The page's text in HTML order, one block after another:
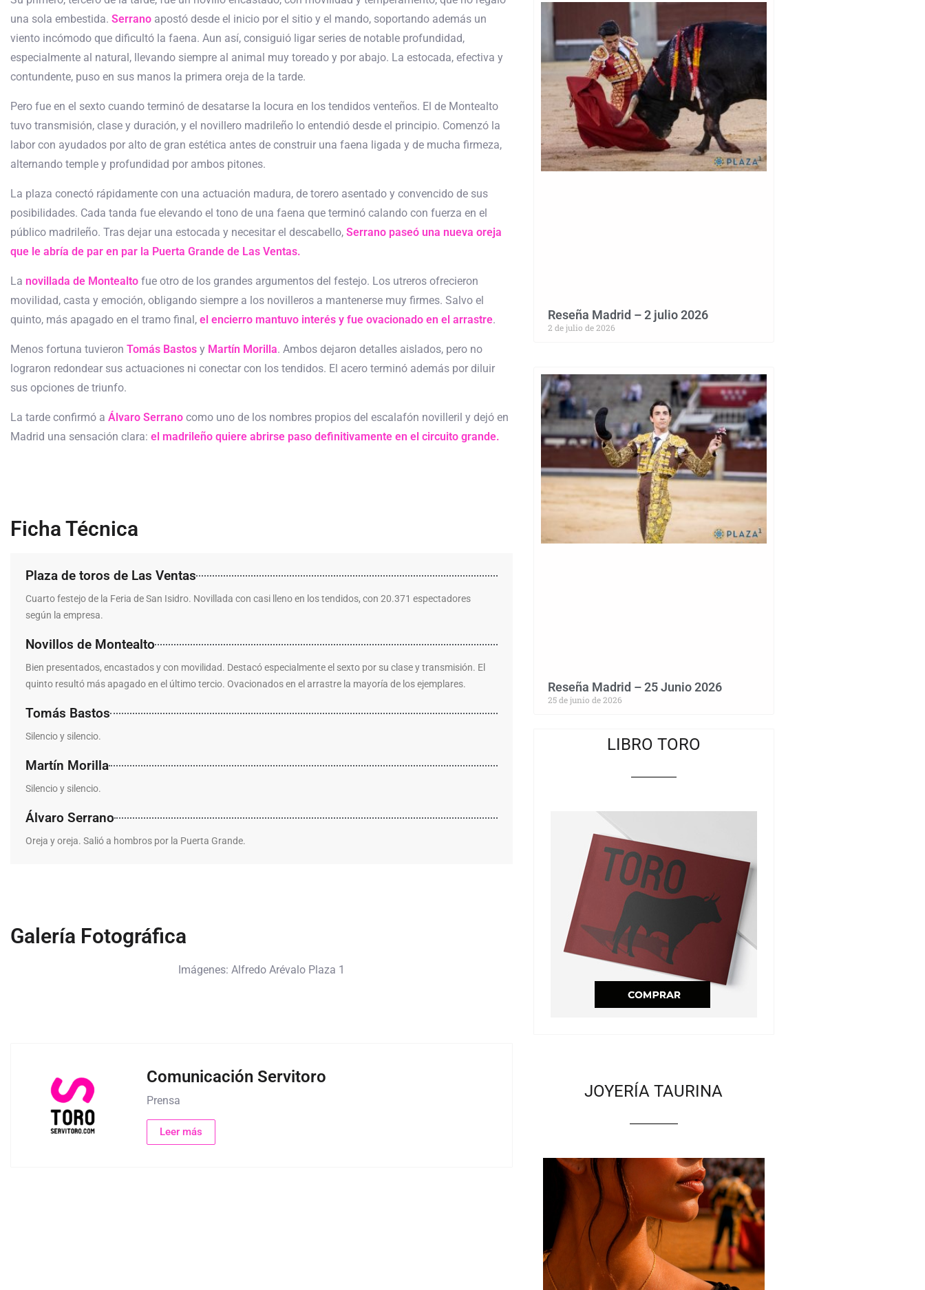
una sola embestida. Serrano apostó desde el inicio por el sitio y el mando, soportando además un
viento incómodo que dificultó la faena. Aun así, consiguió ligar series de notable profundidad,
especialmente al natural, llevando siempre al animal muy toreado y por abajo. La estocada, efectiva y
contundente, puso en sus manos la primera oreja de la tarde.
Pero fue en el sexto cuando terminó de desatarse la locura en los tendidos venteños. El de Montealto
tuvo transmisión, clase y duración, y el novillero madrileño lo entendió desde el principio. Comenzó la
labor con ayudados por alto de gran estética antes de construir una faena ligada y de mucha firmeza,
alternando temple y profundidad por ambos pitones.
La plaza conectó rápidamente con una actuación madura, de torero asentado y convencido de sus
posibilidades. Cada tanda fue elevando el tono de una faena que terminó calando con fuerza en el
público madrileño. Tras dejar una estocada y necesitar el descabello, Serrano paseó una nueva oreja
que le abría de par en par la Puerta Grande de Las Ventas.
La novillada de Montealto fue otro de los grandes argumentos del festejo. Los utreros ofrecieron
movilidad, casta y emoción, obligando siempre a los novilleros a mantenerse muy firmes. Salvo el
quinto, más apagado en el tramo final, el encierro mantuvo interés y fue ovacionado en el arrastre.
Menos fortuna tuvieron Tomás Bastos y Martín Morilla. Ambos dejaron detalles aislados, pero no
lograron redondear sus actuaciones ni conectar con los tendidos. El acero terminó además por diluir
sus opciones de triunfo.
La tarde confirmó a Álvaro Serrano como uno de los nombres propios del escalafón novilleril y dejó en
Madrid una sensación clara: el madrileño quiere abrirse paso definitivamente en el circuito grande.
Ficha Técnica
Plaza de toros de Las Ventas
Cuarto festejo de la Feria de San Isidro. Novillada con casi lleno en los tendidos, con 20.371 espectadores
según la empresa.
Novillos de Montealto
Bien presentados, encastados y con movilidad. Destacó especialmente el sexto por su clase y transmisión. El
quinto resultó más apagado en el último tercio. Ovacionados en el arrastre la mayoría de los ejemplares.
Tomás Bastos
Silencio y silencio.
Martín Morilla
Silencio y silencio.
Álvaro Serrano
Oreja y oreja. Salió a hombros por la Puerta Grande.
Galería Fotográfica
Imágenes: Alfredo Arévalo Plaza 1
Comunicación Servitoro
Prensa
Leer más
Reseña Madrid – 2 julio 2026
2 de julio de 2026
Reseña Madrid – 25 Junio 2026
25 de junio de 2026
LIBRO TORO
JOYERÍA TAURINA